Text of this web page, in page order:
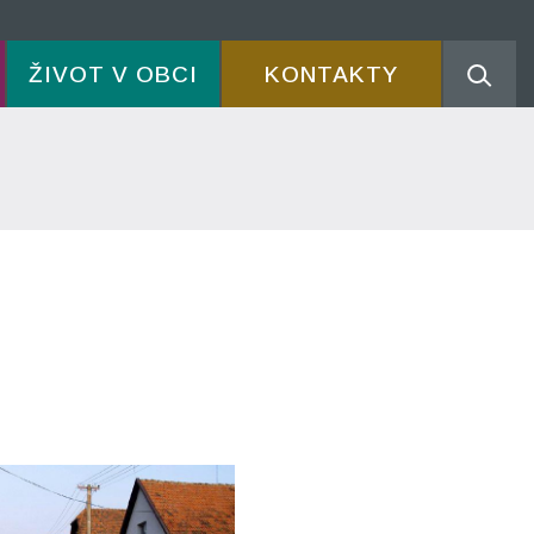
ŽIVOT V OBCI KONTAKTY